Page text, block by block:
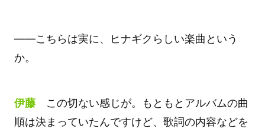
――こちらは実に、ヒナギクらしい楽曲という
か。
伊藤この切ない感じが。もともとアルバムの曲
順は決まっていたんですけど、歌詞の内容などを